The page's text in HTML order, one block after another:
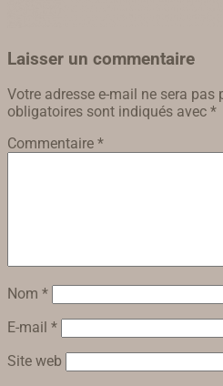
Laisser un commentaire
Votre adresse e-mail ne sera pas
obligatoires sont indiqués avec *
Commentaire *
Nom *
E-mail *
Site web